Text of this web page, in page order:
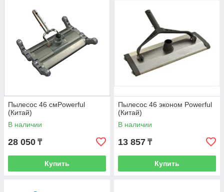
Пылесос 46 смPowerful
(Китай)
В наличии
28 050 ₸
Купить
Пылесос 46 эконом Powerful
(Китай)
В наличии
13 857 ₸
Купить